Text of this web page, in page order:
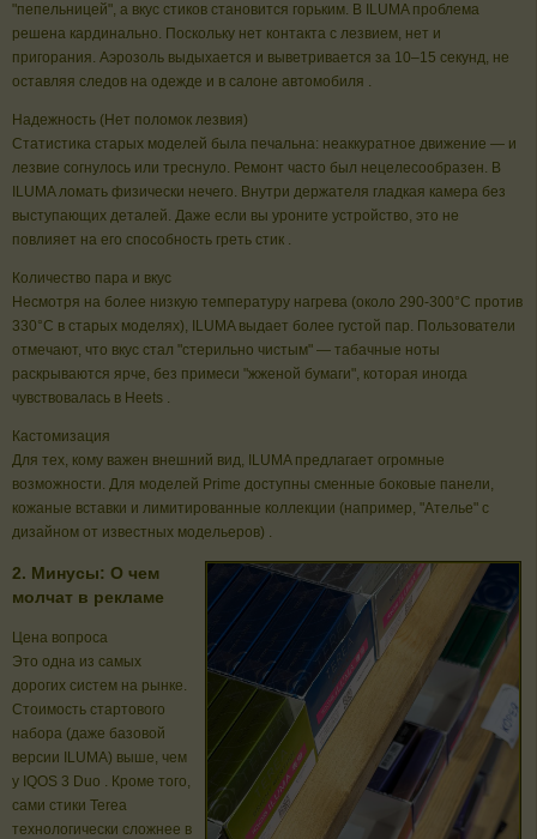
"пепельницей", а вкус стиков становится горьким. В ILUMA проблема
решена кардинально. Поскольку нет контакта с лезвием, нет и
пригорания. Аэрозоль выдыхается и выветривается за 10–15 секунд, не
оставляя следов на одежде и в салоне автомобиля .
Надежность (Нет поломок лезвия)
Статистика старых моделей была печальна: неаккуратное движение — и
лезвие согнулось или треснуло. Ремонт часто был нецелесообразен. В
ILUMA ломать физически нечего. Внутри держателя гладкая камера без
выступающих деталей. Даже если вы уроните устройство, это не
повлияет на его способность греть стик .
Количество пара и вкус
Несмотря на более низкую температуру нагрева (около 290-300°C против
330°C в старых моделях), ILUMA выдает более густой пар. Пользователи
отмечают, что вкус стал "стерильно чистым" — табачные ноты
раскрываются ярче, без примеси "жженой бумаги", которая иногда
чувствовалась в Heets .
Кастомизация
Для тех, кому важен внешний вид, ILUMA предлагает огромные
возможности. Для моделей Prime доступны сменные боковые панели,
кожаные вставки и лимитированные коллекции (например, "Ателье" с
дизайном от известных модельеров) .
2. Минусы: О чем
молчат в рекламе
Цена вопроса
Это одна из самых
дорогих систем на рынке.
Стоимость стартового
набора (даже базовой
версии ILUMA) выше, чем
у IQOS 3 Duo . Кроме того,
сами стики Terea
технологически сложнее в